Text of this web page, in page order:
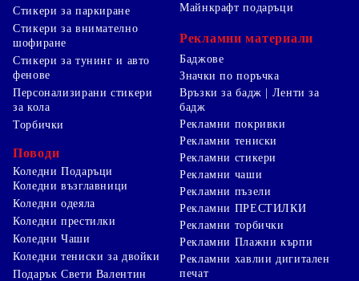
Стикери за паркиране
Стикери за внимателно
шофиране
Стикери за тунинг и авто
фенове
Персонализирани стикери
за кола
Торбички
Поводи
Коледни Подаръци
Коледни възглавници
Коледни одеяла
Коледни престилки
Коледни Чаши
Коледни тениски за двойки
Подарък Свети Валентин
Майнкрафт подаръци
Рекламни материали
Баджове
Значки по поръчка
Връзки за бадж | Ленти за
бадж
Рекламни покривки
Рекламни тениски
Рекламни стикери
Рекламни чаши
Рекламни пъзели
Рекламни ПРЕСТИЛКИ
Рекламни торбички
Рекламни Плажни кърпи
Рекламни хавлии дигитален
печат